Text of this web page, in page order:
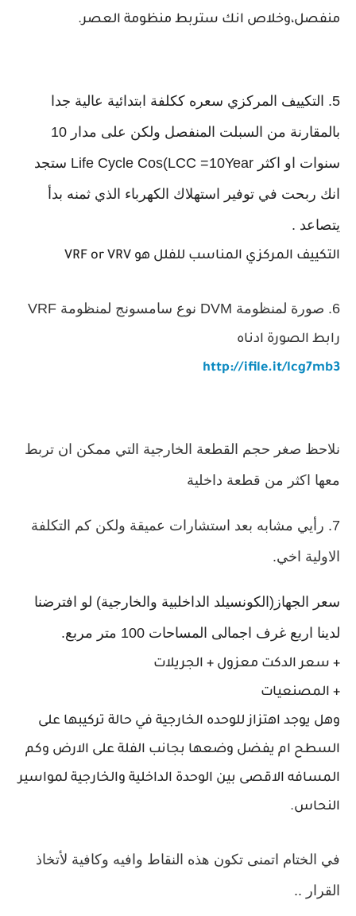
منفصل،وخلاص انك ستربط منظومة العصر.
5. التكييف المركزي سعره ككلفة ابتدائية عالية جدا
بالمقارنة من السبلت المنفصل ولكن على مدار 10
سنوات او اكثر Life Cycle Cos(LCC =10Year ستجد
انك ربحت في توفير استهلاك الكهرباء الذي ثمنه بدأ
يتصاعد .
التكييف المركزي المناسب للفلل هو VRF or VRV
6. صورة لمنظومة DVM نوع سامسونج لمنظومة VRF
رابط الصورة ادناه
http://ifile.it/lcg7mb3
نلاحظ صغر حجم القطعة الخارجية التي ممكن ان تربط
معها اكثر من قطعة داخلية
7. رأيي مشابه بعد استشارات عميقة ولكن كم التكلفة
الاولية اخي.
سعر الجهاز(الكونسيلد الداخلبية والخارجية) لو افترضنا
لدينا اربع غرف اجمالى المساحات 100 متر مربع.
+ سعر الدكت معزول + الجريلات
+ المصنعيات
وهل يوجد اهتزاز للوحده الخارجية في حالة تركيبها على
السطح ام يفضل وضعها بجانب الفلة على الارض وكم
المسافه الاقصى بين الوحدة الداخلية والخارجية لمواسير
النحاس.
في الختام اتمنى تكون هذه النقاط وافيه وكافية لأتخاذ
القرار ..